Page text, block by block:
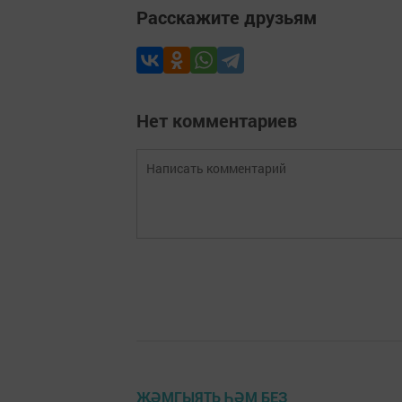
Расскажите друзьям
Нет комментариев
ҖӘМГЫЯТЬ ҺӘМ БЕЗ